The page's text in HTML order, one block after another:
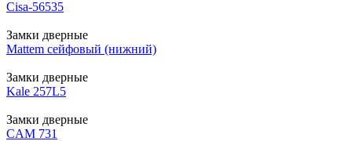
Cisa-56535
Замки дверные
Mattem сейфовый (нижний)
Замки дверные
Kale 257L5
Замки дверные
CAM 731